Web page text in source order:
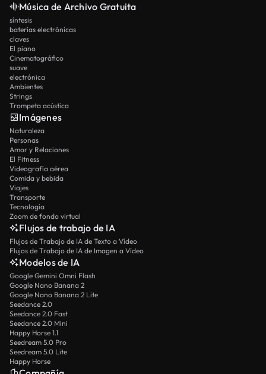
Música de Archivo Gratuita
síntesis
baterías electrónicas
claves
El piano
Cinematográfico
suave
electrónica
Ambientes
Strings
Trompeta acústica
Imágenes
Naturaleza
Personas
Amor y Relaciones
El Fitness
Videografía aérea
Comida y bebida
Viajes
Transporte
Tecnología
Zoom de fondo virtual
Flujos de trabajo de IA
Flujos de Trabajo de IA de Texto a Vídeo
Flujos de Trabajo de IA de Imagen a Vídeo
Modelos de IA
Google Gemini Omni Flash
Google Nano Banana 2
Google Nano Banana 2 Lite
Seedance 2.0
Seedance 2.0 Fast
Seedance 2.0 Mini
Happy Horse 1.1
Seedream 5.0 Pro
Seedream 5.0 Lite
Happy Horse